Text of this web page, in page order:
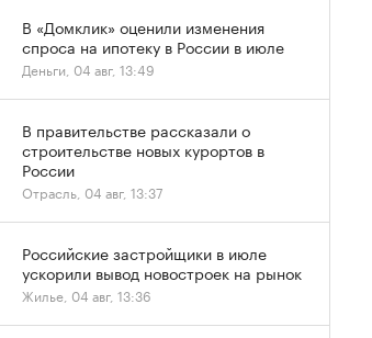
В «Домклик» оценили изменения
спроса на ипотеку в России в июле
Деньги, 04 авг, 13:49
В правительстве рассказали о
строительстве новых курортов в
России
Отрасль, 04 авг, 13:37
Российские застройщики в июле
ускорили вывод новостроек на рынок
Жилье, 04 авг, 13:36